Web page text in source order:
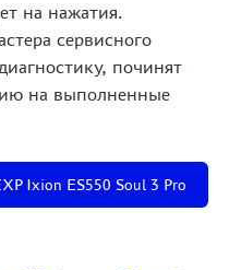
на нажатия.
сервисного
починят
на выполненные
Ixion ES550 Soul 3 Pro